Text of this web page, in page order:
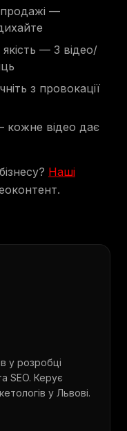
продажі —
— 3 відео/
з провокації
кожне відео дає
Наші
у розробці
SEO. Керує
у Львові.